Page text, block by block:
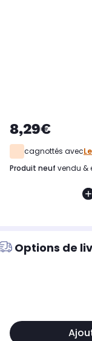
8,29€
cagnottés avec
produit neuf vendu &
Options de